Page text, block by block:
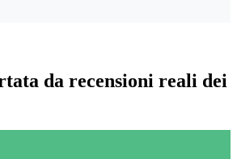
da recensioni reali dei